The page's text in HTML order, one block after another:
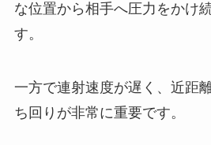
な位置から相手へ圧力をかけ
す。
一方で連射速度が遅く、近距
ち回りが非常に重要です。